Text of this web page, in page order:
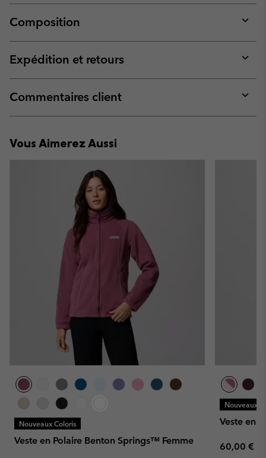
Composition
or
Expédition et retours
or
Commentaires client
or
Vous Aimerez Aussi
Nouveaux Coloris
Veste en Polaire Benton Springs™ Femme
Nouveaux
Veste en
Regular
60,00 €